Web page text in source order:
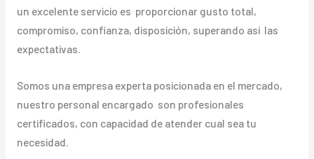
un excelente servicio es proporcionar gusto total,
compromiso, confianza, disposición, superando así las
expectativas.
Somos una empresa experta posicionada en el mercado,
nuestro personal encargado son profesionales
certificados, con capacidad de atender cual sea tu
necesidad.